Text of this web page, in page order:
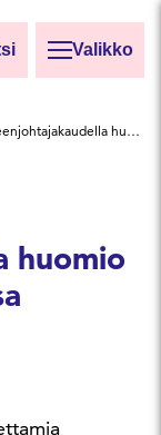
Valikko
Kyproksen EU-puheenjohtajakaudella huomio Euroopan strategisessa autonomiassa
huomio